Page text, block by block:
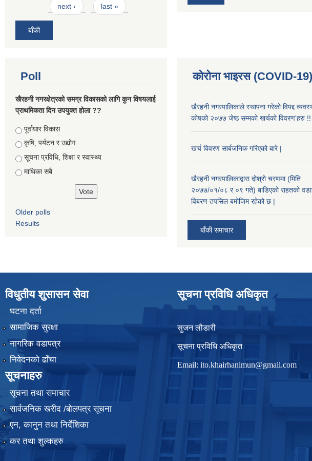
next › last »
बाँकी
Poll
खैरहनी नगरक्षेत्रको समग्र विकासको लागि कुन विषयलाई
प्राथमिकता दिन उपयुक्त होला ??
Choices
पूर्वाधार विकास
कृषि, पर्यटन र उद्योग
सूचना प्रविधि, शिक्षा र स्वास्थ्य
माथिका सबै
Older polls
Results
कोरोना भाइरस (COVID-19)
खैरहनी नगरपालिकाले स्थापना गरेको विपद्द
कोषको २०७७ जेष्ठ सम्मको खर्चको विवरण'हरु !!
खर्च विवरण सार्बजनिक गरिएको बारे |
खैरहनी नगरपालिकाद्वारा दोश्रो चरणमा (मिति
२०७७/०१/०८ र ०९ गते) बाडिएको राहतको
विबरण तपसिल बमोजिम रहेको छ |
बाँकी समाचार
विधुतीय शुसासन सेवा
घटना दर्ता
सामाजिक सुरक्षा
नागरिक वडापत्र
निवेदनको ढाँचा
सूचनाहरु
सूचना तथा समाचार
सार्वजनिक खरीद /बोलपत्र सूचना
एन, कानुन तथा निर्देशिका
कर तथा शुल्कहरु
सूचना प्रविधि अधिकृत
सुजन लौडारी
सूचना प्रविधि अधिकृत
Email: ito.khairhanimun@gmail.com